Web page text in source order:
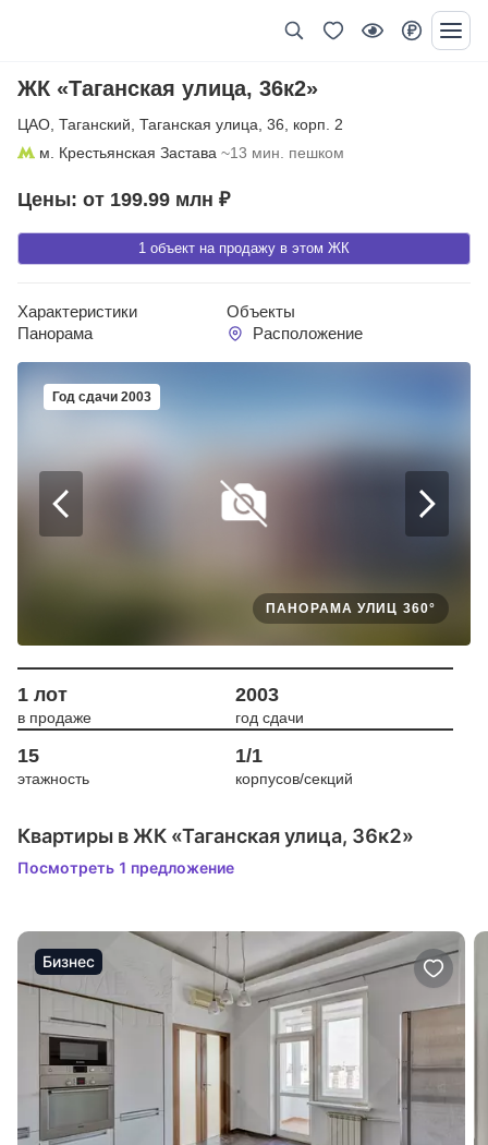
ЖК «Таганская улица, 36к2»
ЦАО Таганский Таганская улица 36
корп. 2
м. Крестьянская Застава ~13 мин. пешком
1 объект на продажу в этом ЖК
Цены: от 199.99 млн ₽
Характеристики
Объекты
Панорама
Расположение
Год сдачи 2003
ПАНОРАМА УЛИЦ 360°
1 лот
в продаже
2003
год сдачи
15
этажность
1/1
корпусов/секций
Квартиры в ЖК «Таганская улица, 36к2»
Посмотреть 1 предложение
Бизнес